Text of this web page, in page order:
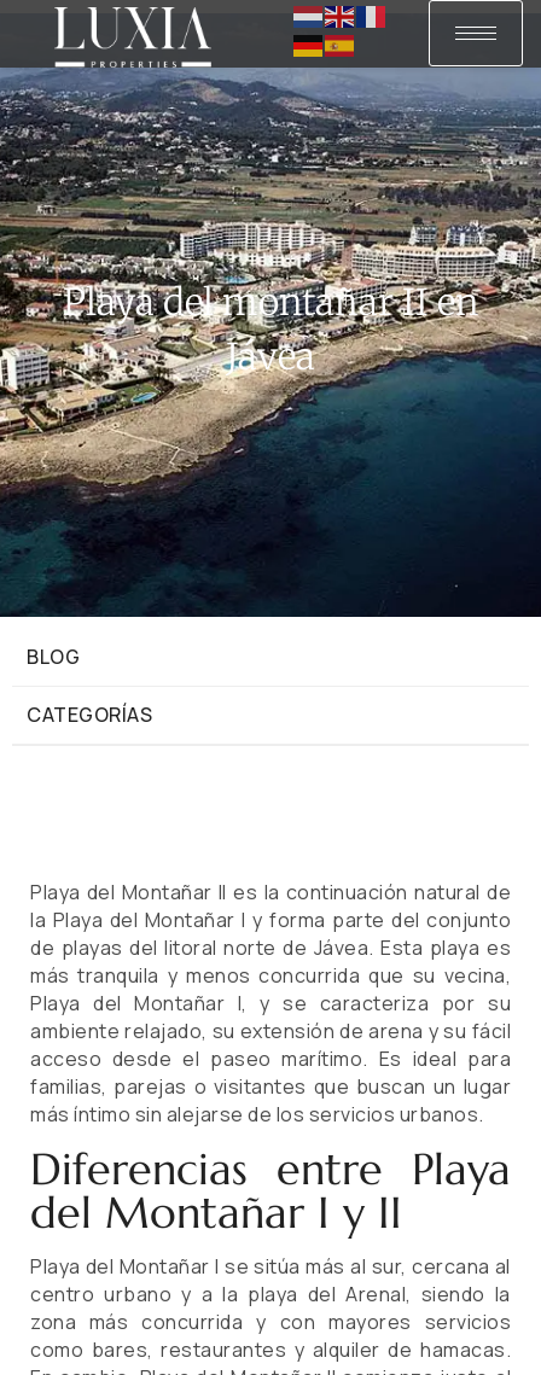
Playa del montañar II en
Jávea
BLOG
CATEGORÍAS
Playa del Montañar II es la continuación natural de
la Playa del Montañar I y forma parte del conjunto
de playas del litoral norte de Jávea. Esta playa es
más tranquila y menos concurrida que su vecina,
Playa del Montañar I, y se caracteriza por su
ambiente relajado, su extensión de arena y su fácil
acceso desde el paseo marítimo. Es ideal para
familias, parejas o visitantes que buscan un lugar
más íntimo sin alejarse de los servicios urbanos.
Diferencias entre Playa
del Montañar I y II
Playa del Montañar I se sitúa más al sur, cercana al
centro urbano y a la playa del Arenal, siendo la
zona más concurrida y con mayores servicios
como bares, restaurantes y alquiler de hamacas.